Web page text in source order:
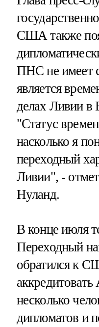
США также
ПНС не имеет
является
делах Ливии в
"Статус
насколько я
переходный
Ливии", -
Нуланд.
В конце июля
Переходный
обратился к
несколько
дипломатов и